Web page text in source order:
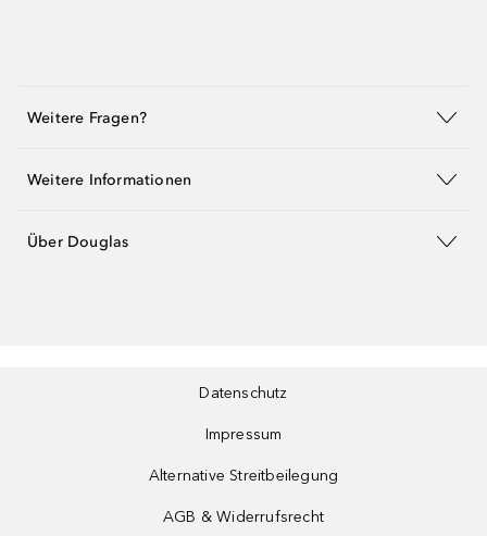
Weitere Fragen?
Weitere Informationen
Über Douglas
Datenschutz
Impressum
Alternative Streitbeilegung
AGB & Widerrufsrecht